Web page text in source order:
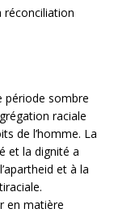
réconciliation
période sombre
raciale
de l’homme. La
et la dignité a
et à la
en matière